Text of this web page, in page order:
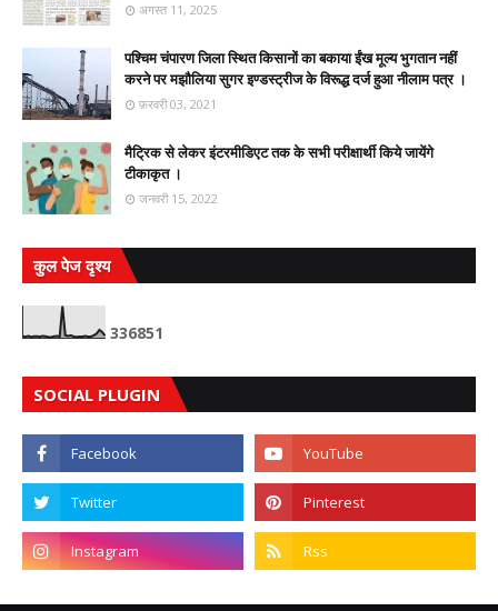
अगस्त 11, 2025
पश्चिम चंपारण जिला स्थित किसानों का बकाया ईंख मूल्य भुगतान नहीं
करने पर मझौलिया सुगर इण्डस्ट्रीज के विरूद्ध दर्ज हुआ नीलाम पत्र ।
फ़रवरी 03, 2021
मैट्रिक से लेकर इंटरमीडिएट तक के सभी परीक्षार्थी किये जायेंगे
टीकाकृत ।
जनवरी 15, 2022
कुल पेज दृश्य
336851
SOCIAL PLUGIN